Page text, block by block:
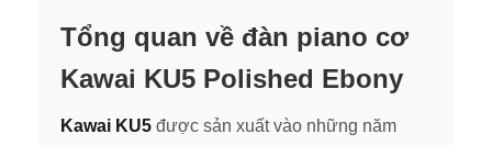
Tổng quan về đàn piano cơ
Kawai KU5 Polished Ebony
Kawai KU5 được sản xuất vào những năm